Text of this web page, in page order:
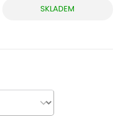
MěrnáSKLADEM